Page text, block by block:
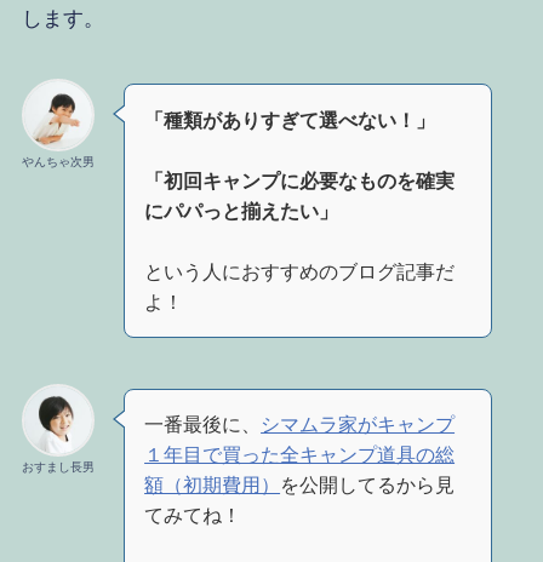
します。
やんちゃ次男
「種類がありすぎて選べない！」
「初回キャンプに必要なものを確実
にパパっと揃えたい」
という人におすすめのブログ記事だ
よ！
おすまし長男
一番最後に、
シマムラ家がキャンプ
１年目で買った全キャンプ道具の総
額（初期費用）
を公開してるから見
てみてね！